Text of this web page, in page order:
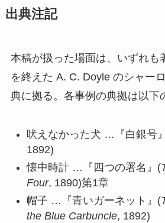
出典注記
本稿が扱った場面は、いずれも
を終えた A. C. Doyle のシャー
典に拠る。各事例の典拠は以下
吠えなかった犬 …『白銀号
1892)
懐中時計 …『四つの署名』(
Four, 1890)第1章
帽子 …『青いガーネット』(
the Blue Carbuncle, 1892)